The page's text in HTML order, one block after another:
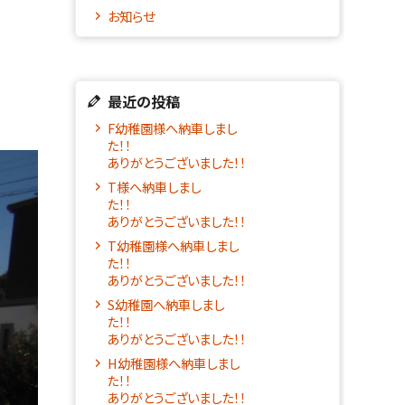
お知らせ
最近の投稿
F幼稚園様へ納車しまし
た！！
ありがとうございました！！
T様へ納車しまし
た！
ありがとうございました！！
T幼稚園様へ納車しまし
た！！
ありがとうございました！！
S幼稚園へ納車しまし
た！！
ありがとうございました！！
H幼稚園様へ納車しまし
た！！
ありがとうございました！！